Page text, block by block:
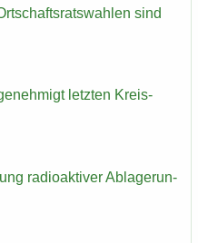
sind
letz­ten Kreis­
ra­dio­ak­ti­ver Ab­la­ge­run­